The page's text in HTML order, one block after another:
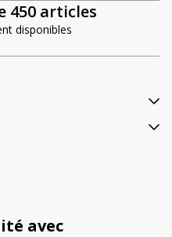
450 articles
disponibles
avec